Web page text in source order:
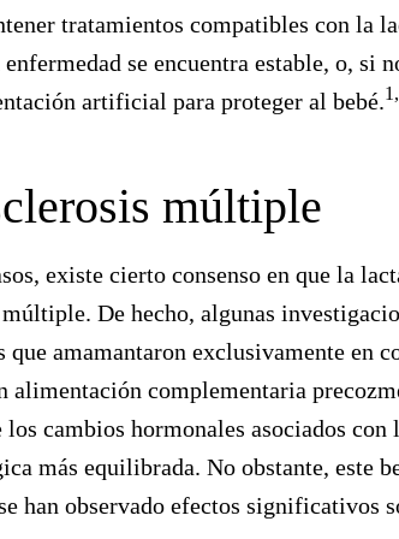
tratamientos compatibles con la
se encuentra estable, o, si
artificial para proteger al bebé.
múltiple
existe cierto consenso en que la
De hecho, algunas
que amamantaron exclusivamente en
complementaria
cambios hormonales asociados con
más equilibrada. No obstante, este
han observado efectos significativos